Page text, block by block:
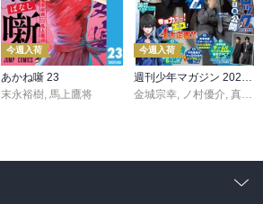
今週入荷
あかね噺 23
末永裕樹, 馬上鷹将
今週入荷
週刊少年マガジン 2026年36・37号[2026年8月5日発売]
金城宗幸, ノ村優介, 真島ヒロ